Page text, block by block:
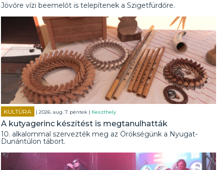
Jövőre vízi beemelőt is telepítenek a Szigetfürdőre.
KULTÚRA | 2026. aug. 7. péntek | Keszthely
A kutyagerinc készítést is megtanulhatták
10. alkalommal szervezték meg az Örökségünk a Nyugat-
Dunántúlon tábort.